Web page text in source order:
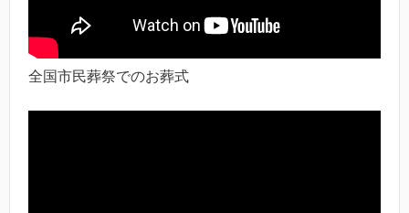
全国市民葬祭でのお葬式